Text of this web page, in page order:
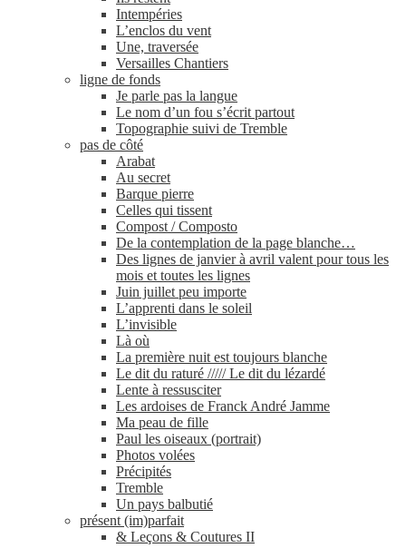
Intempéries
L’enclos du vent
Une, traversée
Versailles Chantiers
ligne de fonds
Je parle pas la langue
Le nom d’un fou s’écrit partout
Topographie suivi de Tremble
pas de côté
Arabat
Au secret
Barque pierre
Celles qui tissent
Compost / Composto
De la contemplation de la page blanche…
Des lignes de janvier à avril valent pour tous les
mois et toutes les lignes
Juin juillet peu importe
L’apprenti dans le soleil
L’invisible
Là où
La première nuit est toujours blanche
Le dit du raturé ///// Le dit du lézardé
Lente à ressusciter
Les ardoises de Franck André Jamme
Ma peau de fille
Paul les oiseaux (portrait)
Photos volées
Précipités
Tremble
Un pays balbutié
présent (im)parfait
& Leçons & Coutures II